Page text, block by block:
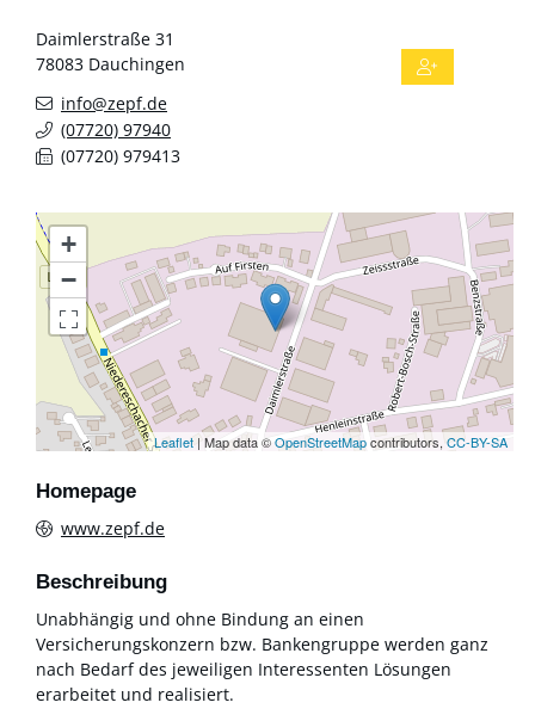
+
−
Leaflet | Map data ©OpenStreetMapcontributors, CC-BY-SA
Daimlerstraße 31
78083 Dauchingen
info@zepf.de
(07720) 97940
(07720) 979413
Homepage
www.zepf.de
Beschreibung
Unabhängig und ohne Bindung an einen
Versicherungskonzern bzw. Bankengruppe werden ganz
nach Bedarf des jeweiligen Interessenten Lösungen
erarbeitet und realisiert.